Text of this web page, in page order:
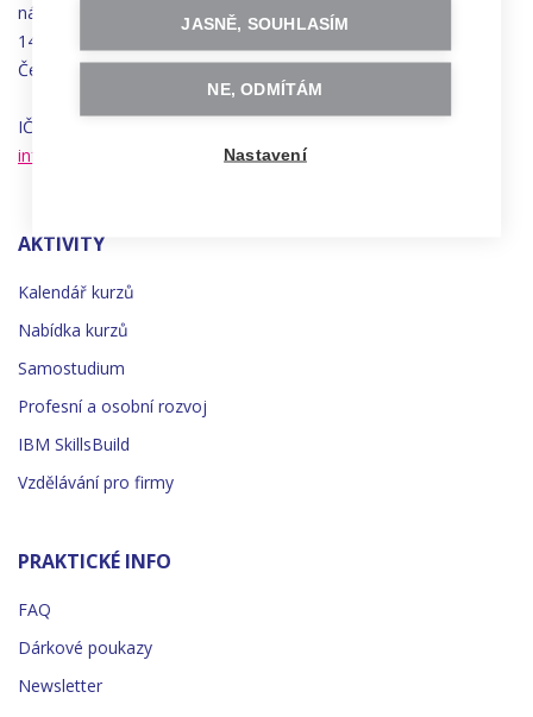
náměstí
Synků 1748/17
140 00 Praha 4 - Nusle
Česká republika
IČO 22834958 | DIČ CZ22834958
info@czechitas.cz
AKTIVITY
Kalendář kurzů
Nabídka kurzů
Samostudium
Profesní a osobní rozvoj
IBM SkillsBuild
Vzdělávání pro firmy
PRAKTICKÉ INFO
FAQ
Dárkové poukazy
Newsletter
JASNĚ, SOUHLASÍM
NE, ODMÍTÁM
Nastavení